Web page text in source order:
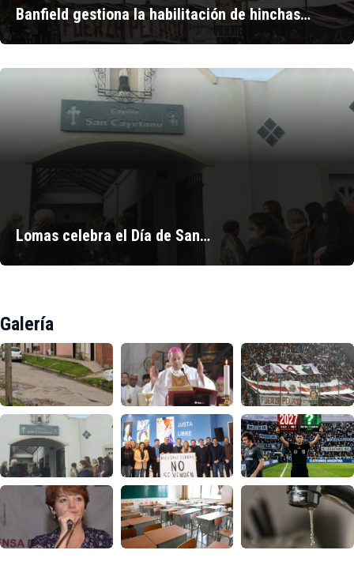
Banfield gestiona la habilitación de hinchas…
Lomas celebra el Día de San…
Galería